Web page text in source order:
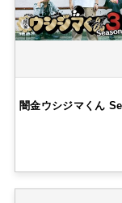
闇金ウシジマくん